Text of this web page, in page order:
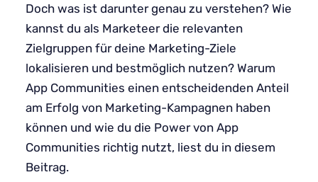
Doch was ist darunter genau zu verstehen? Wie
kannst du als Marketeer die relevanten
Zielgruppen für deine Marketing-Ziele
lokalisieren und bestmöglich nutzen? Warum
App Communities einen entscheidenden Anteil
am Erfolg von Marketing-Kampagnen haben
können und wie du die Power von App
Communities richtig nutzt, liest du in diesem
Beitrag.